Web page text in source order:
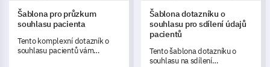
Šablona pro průzkum
souhlasu pacienta
Tento komplexní dotazník o
souhlasu pacientů vám
Šablona dotazníku o
souhlasu pro sdílení údajů
pacientů
Tento šablona dotazníku o
souhlasu na sdílení